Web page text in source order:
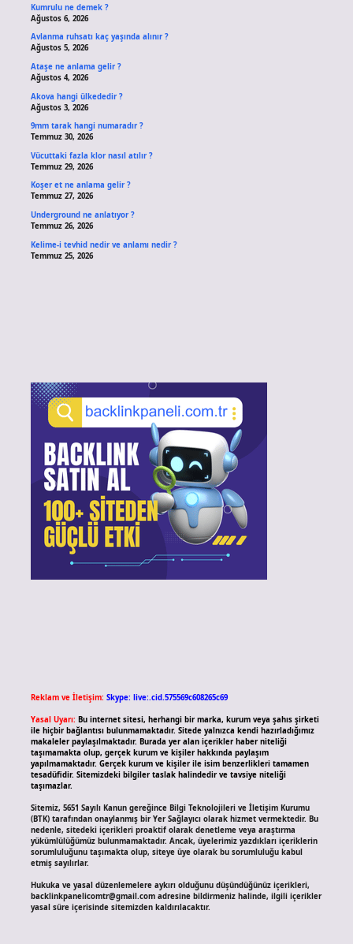
Kumrulu ne demek ?
Ağustos 6, 2026
Avlanma ruhsatı kaç yaşında alınır ?
Ağustos 5, 2026
Ataşe ne anlama gelir ?
Ağustos 4, 2026
Akova hangi ülkededir ?
Ağustos 3, 2026
9mm tarak hangi numaradır ?
Temmuz 30, 2026
Vücuttaki fazla klor nasıl atılır ?
Temmuz 29, 2026
Koşer et ne anlama gelir ?
Temmuz 27, 2026
Underground ne anlatıyor ?
Temmuz 26, 2026
Kelime-i tevhid nedir ve anlamı nedir ?
Temmuz 25, 2026
Reklam ve İletişim: Skype: live:.cid.575569c608265c69
Yasal Uyarı: Bu internet sitesi, herhangi bir marka, kurum veya şahıs şirketi
ile hiçbir bağlantısı bulunmamaktadır. Sitede yalnızca kendi hazırladığımız
makaleler paylaşılmaktadır. Burada yer alan içerikler haber niteliği
taşımamakta olup, gerçek kurum ve kişiler hakkında paylaşım
yapılmamaktadır. Gerçek kurum ve kişiler ile isim benzerlikleri tamamen
tesadüfidir. Sitemizdeki bilgiler taslak halindedir ve tavsiye niteliği
taşımazlar.
Sitemiz, 5651 Sayılı Kanun gereğince Bilgi Teknolojileri ve İletişim Kurumu
(BTK) tarafından onaylanmış bir Yer Sağlayıcı olarak hizmet vermektedir. Bu
nedenle, sitedeki içerikleri proaktif olarak denetleme veya araştırma
yükümlülüğümüz bulunmamaktadır. Ancak, üyelerimiz yazdıkları içeriklerin
sorumluluğunu taşımakta olup, siteye üye olarak bu sorumluluğu kabul
etmiş sayılırlar.
Hukuka ve yasal düzenlemelere aykırı olduğunu düşündüğünüz içerikleri,
backlinkpanelicomtr@gmail.comadresine bildirmeniz halinde, ilgili içerikler
yasal süre içerisinde sitemizden kaldırılacaktır.